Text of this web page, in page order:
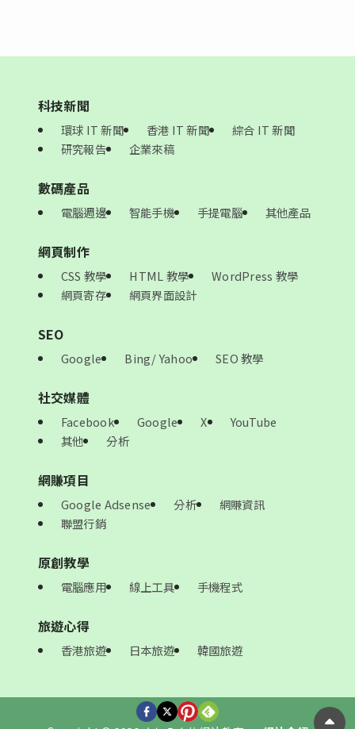
科技新聞
環球 IT 新聞 香港 IT 新聞
綜合 IT 新聞
研究報告
企業來稿
數碼產品
電腦週邊 智能手機 手提電腦 其他產品
網頁制作
CSS 教學 HTML 教學
WordPress 教學
網頁寄存
網頁界面設計
SEO
Google Bing/ Yahoo SEO 教學
社交媒體
Facebook Google X
YouTube
其他
分析
網賺項目
Google Adsense 分析
網賺資訊
聯盟行銷
原創教學
電腦應用 線上工具 手機程式
旅遊心得
香港旅遊 日本旅遊 韓國旅遊